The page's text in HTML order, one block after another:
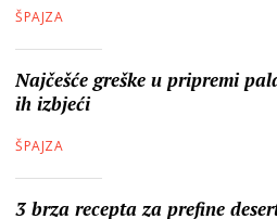
ŠPAJZA
Najčešće greške u pripremi
ih izbjeći
ŠPAJZA
3 brza recepta za prefine